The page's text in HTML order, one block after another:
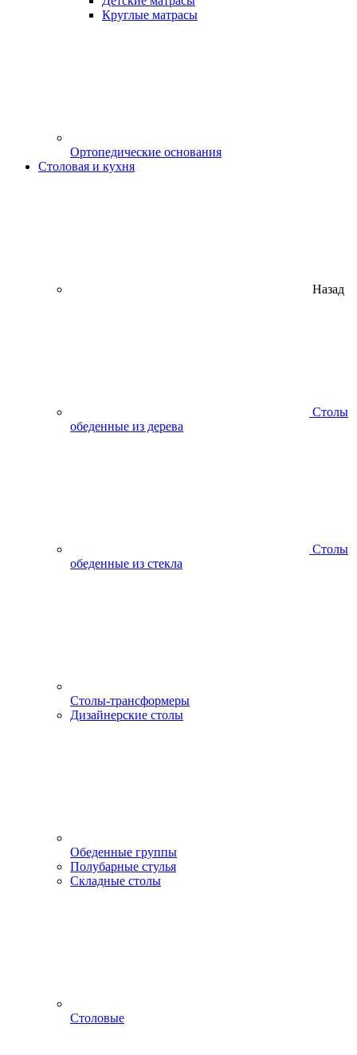
Круглые матрасы
Ортопедические основания
Столовая и кухня
Назад
Столы
обеденные из дерева
Столы
обеденные из стекла
Столы-трансформеры
Дизайнерские столы
Обеденные группы
Полубарные стулья
Складные столы
Столовые